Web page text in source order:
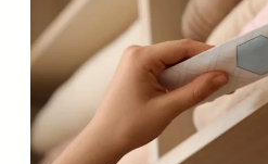
Polsce wynająć biuro?